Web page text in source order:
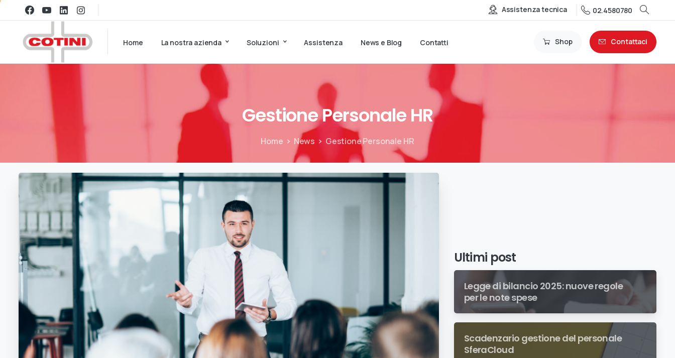
Assistenza tecnica 02.4580780
Home La nostra azienda Soluzioni Assistenza News e Blog Contatti Shop Contattaci
GestionePersonaleHR
Home News Gestione Personale HR
Ultimi post
Legge di bilancio 2025: nuove regole
per le note spese
Scadenzario gestione del personale
SferaCloud